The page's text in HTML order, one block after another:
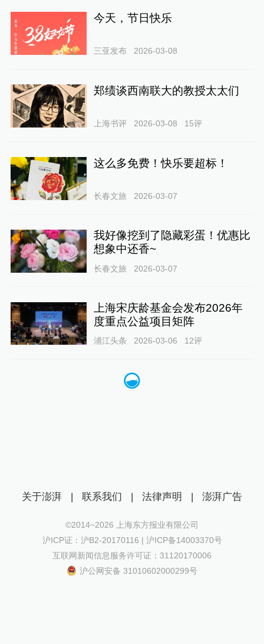
今天，节日快乐
三亚发布 2026-03-08
郑绩谈西南联大的教授太太们
上海书评 2026-03-08 15评
这么多免费！快乐要超标！
长春文旅 2026-03-07
我好像挖到了隐藏彩蛋！优惠比
想象中还香~
长春文旅 2026-03-07
上海宋庆龄基金会发布2026年
度重点公益项目矩阵
浦江头条 2026-03-06 12评
关于澎湃 | 联系我们 | 法律声明 | 澎湃广告
©2014~2026 上海东方报业有限公司
沪ICP证：沪B2-20170116 | 沪ICP备14003370号
互联网新闻信息服务许可证：31120170006
沪公网安备 31010602000299号